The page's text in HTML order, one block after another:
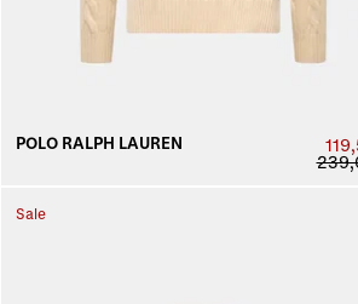
POLO RALPH LAUREN
Sale